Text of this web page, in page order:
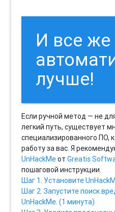
И все же
лучше!
Если ручной метод — не
легкий путь, существует
специализированного ПО,
работу за вас. Я
UnHackMeотGreatis
пошаговой инструкции.
Шаг 1. Установите
Шаг 2. Запустите поиск
UnHackMe. (1 минута)